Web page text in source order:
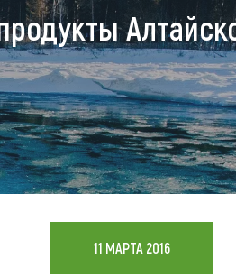
Где
Санатории
Гостиницы,
Коттеджи, базы
Сельские
Мотели,
11 МАРТА 2016